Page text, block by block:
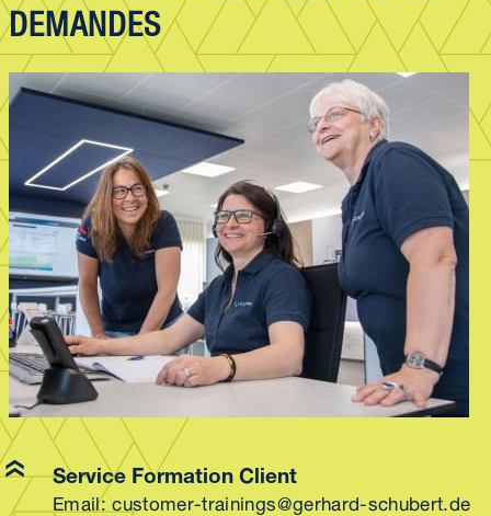
DEMANDES
Service Formation Client
Email:customer-trainings@gerhard-schubert.de